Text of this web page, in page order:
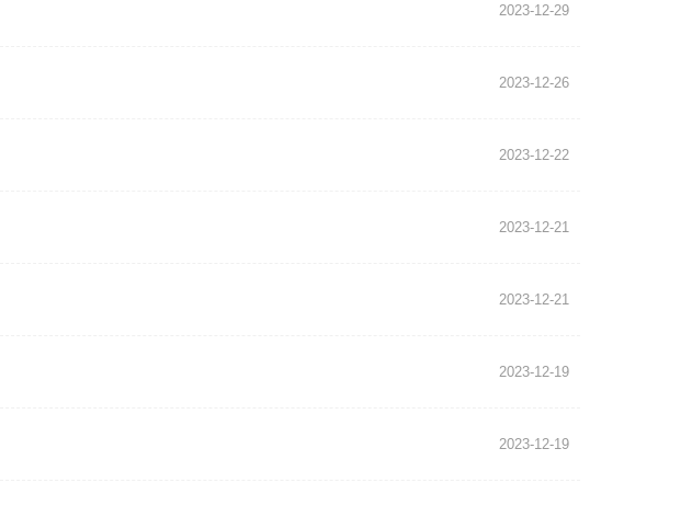
2023-12-29
2023-12-26
2023-12-22
2023-12-21
2023-12-21
2023-12-19
2023-12-19